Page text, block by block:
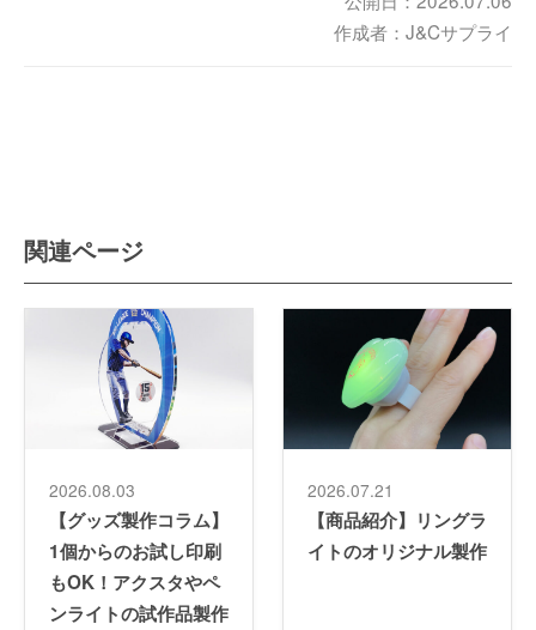
作成者：J&Cサプライ
関連ページ
2026.08.03
【グッズ製作コラム】
1個からのお試し印刷
もOK！アクスタやペ
ンライトの試作品製作
2026.07.21
【商品紹介】リングラ
イトのオリジナル製作